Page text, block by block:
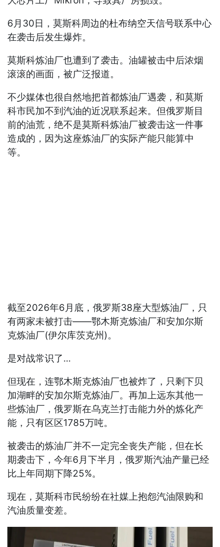
6月30日，莫斯科周边的杜布纳空天信号联系中心
在袭击后发生爆炸。
莫斯科炼油厂也遭到了袭击。油罐被击中后浓烟
滚滚的画面，被广泛报道。
不少媒体也很自然地把首都炼油厂遇袭，和莫斯
科市民加不到汽油的近况联系起来。但俄罗斯目
前的油荒，绝不是莫斯科炼油厂被袭击这一件事
造成的，因为这座炼油厂的实际产能只能算中
等。
截至2026年6月底，俄罗斯38座大型炼油厂，只
有两家未被打击——鄂木斯克炼油厂和安加尔斯
克炼油厂(伊尔库茨克州)。
是对战常识了...
但现在，连鄂木斯克炼油厂也被炸了，只剩下贝
加湖畔的安加尔斯克炼油厂。再加上远东其他一
些炼油厂，俄罗斯在乌克兰打击能力外的炼化产
能，只有区区1785万吨。
被袭击的炼油厂并不一定完全丧失产能，但在长
期袭击下，今年6月下半月，俄罗斯汽油产量已经
比上年同期下降25%。
现在，莫斯科市民纷纷在社媒上抱怨汽油限购和
汽油质量变差。